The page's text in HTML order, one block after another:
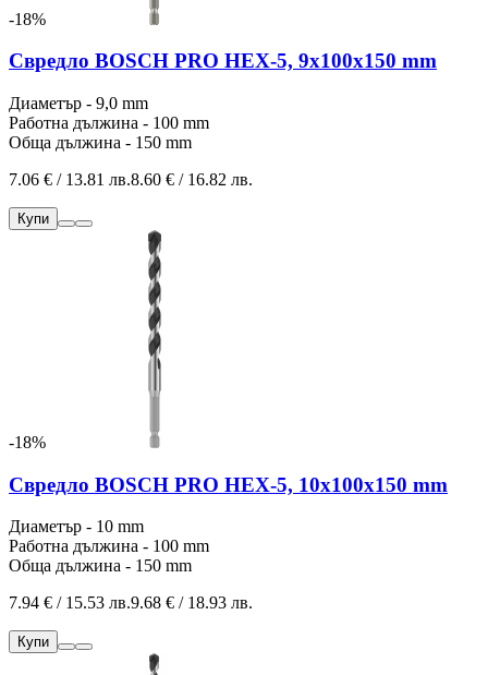
-18%
Свредло BOSCH PRO HEX-5, 9x100x150 mm
Диаметър - 9,0 mm
Работна дължина - 100 mm
Обща дължина - 150 mm
7.06 € / 13.81 лв.8.60 € / 16.82 лв.
Купи
-18%
Свредло BOSCH PRO HEX-5, 10x100x150 mm
Диаметър - 10 mm
Работна дължина - 100 mm
Обща дължина - 150 mm
7.94 € / 15.53 лв.9.68 € / 18.93 лв.
Купи